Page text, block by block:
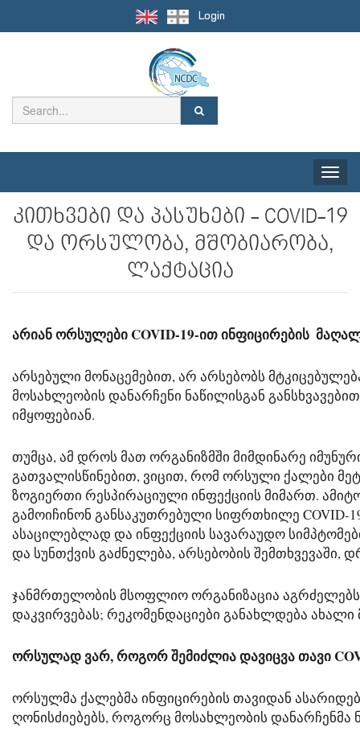
Login
Toggle
კითხვები და პასუხები - COVID-19
და ორსულობა, მშობიარობა,
ლაქტაცია
არიან ორსულები COVID-19-ით ინფიცირების
არსებული მონაცემებით, არ არსებობს
მოსახლეობის დანარჩენი ნაწილისგან
იმყოფებიან.
თუმცა, ამ დროს მათ ორგანიზმში მიმდინარე
გათვალისწინებით, ვიცით, რომ ორსული ქალები
ზოგიერთი რესპირაციული ინფექციის მიმართ.
გამოიჩინონ განსაკუთრებული სიფრთხილე COVID-
ასაცილებლად და ინფექციის სავარაუდო
და სუნთქვის გაძნელება, არსებობის
ჯანმრთელობის მსოფლიო ორგანიზაცია აგრძელებს
დაკვირვებას; რეკომენდაციები განახლდება ახალი
ორსულად ვარ, როგორ შემიძლია დავიცვა თავი
ორსულმა ქალებმა ინფიცირების თავიდან
ღონისძიებებს, როგორც მოსახლეობის დანარჩენმა